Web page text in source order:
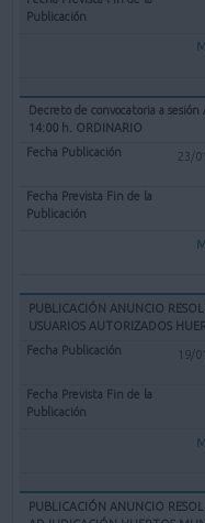
Decreto de convocatoria a
14:00 h. ORDINARIO
23/
PUBLICACIÓN ANUNCIO
USUARIOS AUTORIZADOS
19/
PUBLICACIÓN ANUNCIO